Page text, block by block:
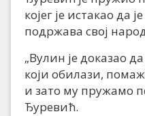
којег је истакао да
подржава свој
„Вулин је доказао
који обилази,
и зато му пружамо
Ђуревић.